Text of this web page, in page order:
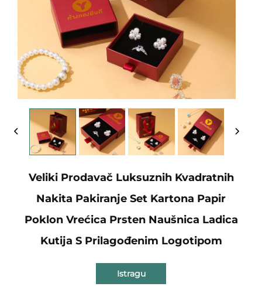
Veliki Prodavač Luksuznih Kvadratnih
Nakita Pakiranje Set Kartona Papir
Poklon Vrećica Prsten Naušnica Ladica
Kutija S Prilagođenim Logotipom
Istragu